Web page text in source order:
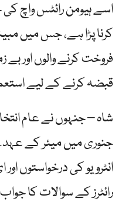
اسے ہیومن رائٹس واچ
کرنا پڑا ہے، جس میں
فروخت کرنے والوں اور بے
قبضہ کرنے کے لیے
شاہ – جنہوں نے عام
جنوری میں میئر کے
انٹرویو کی درخواستوں
رائٹرز کے سوالات کا